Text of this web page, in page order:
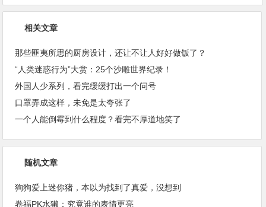
相关文章
那些匪夷所思的厨房设计，还让不让人好好做饭了？
“人类迷惑行为”大赏：25个沙雕世界纪录！
外国人少系列，看完缓缓打出一个问号
口罩弄成这样，未免是太夸张了
一个人能倒霉到什么程度？看完不厚道地笑了
随机文章
狗狗爱上迷你猪，本以为找到了真爱，没想到
卷福PK水獭：究竟谁的表情更亮